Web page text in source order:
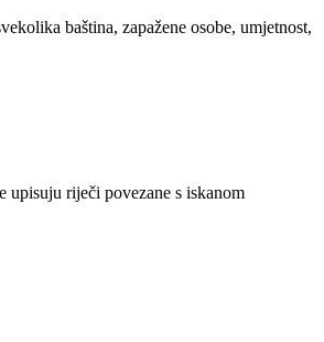
baština, zapažene osobe, umjetnost,
upisuju riječi povezane s iskanom